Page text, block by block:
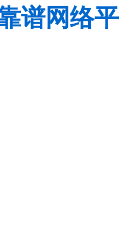
谱网络平